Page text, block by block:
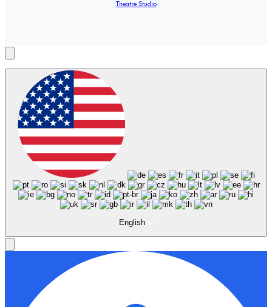
Theatre Studio
English